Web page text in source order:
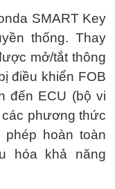
SMART Key
thống. Thay
mở/tắt thông
điều khiển FOB
đến ECU (bộ vi
phương thức
hoàn toàn
hóa khả năng